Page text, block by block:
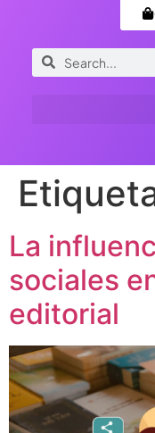
La
sociales
editorial